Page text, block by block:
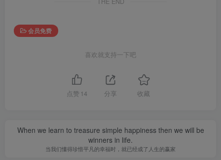
会员免费
喜欢就支持一下吧
点赞 14 分享 收藏
When we learn to treasure simple happiness then we will be
winners in life.
当我们懂得珍惜平凡的幸福时，就已经成了人生的赢家